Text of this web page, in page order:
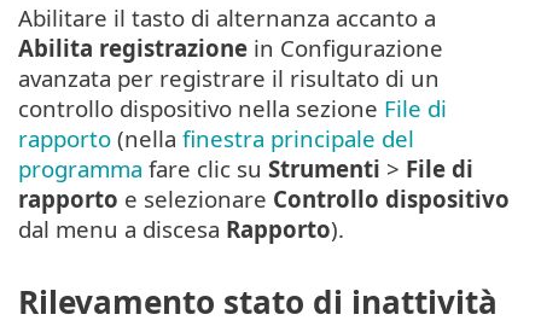
Abilitare il tasto di alternanza accanto a
Abilita registrazione in Configurazione
avanzata per registrare il risultato di un
controllo dispositivo nella sezione File di
rapporto (nella finestra principale del
programma fare clic su Strumenti > File di
rapporto e selezionare Controllo dispositivo
dal menu a discesa Rapporto).
Rilevamento stato di inattività